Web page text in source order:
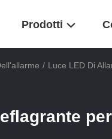
Prodotti
/ Luce LED Di